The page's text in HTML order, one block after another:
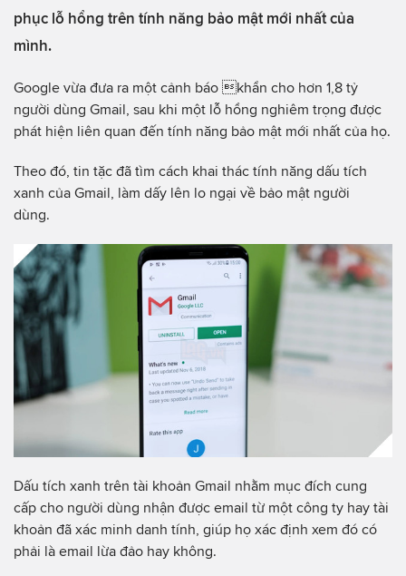
phục lỗ hổng trên tính năng bảo mật mới nhất của
mình.
Google vừa đưa ra một cảnh báo khẩn cho hơn 1,8 tỷ
người dùng Gmail, sau khi một lỗ hổng nghiêm trọng được
phát hiện liên quan đến tính năng bảo mật mới nhất của họ.
Theo đó, tin tặc đã tìm cách khai thác tính năng dấu tích
xanh của Gmail, làm dấy lên lo ngại về bảo mật người
dùng.
Dấu tích xanh trên tài khoản Gmail nhằm mục đích cung
cấp cho người dùng nhận được email từ một công ty hay tài
khoản đã xác minh danh tính, giúp họ xác định xem đó có
phải là email lừa đảo hay không.